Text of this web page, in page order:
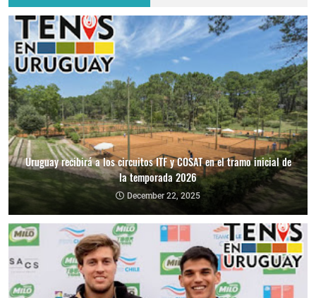
Uruguay recibirá a los circuitos ITF y COSAT en el tramo inicial de
la temporada 2026
December 22, 2025